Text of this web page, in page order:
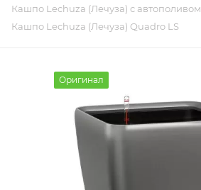
Кашпо Lechuza (Лечуза) с автополивом
Кашпо Lechuza (Лечуза) Quadro LS
Оригинал